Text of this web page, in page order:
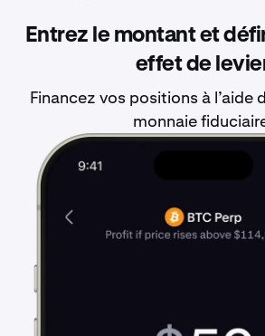
Entrez le montant et
effet de
Financez vos positions à l’aide
monnaie